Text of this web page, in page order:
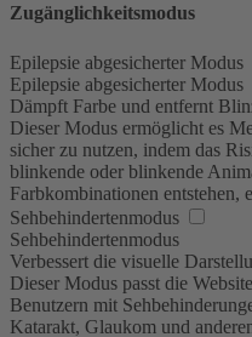
Zugänglichkeitsmodus
Epilepsie abgesicherter Modus
Epilepsie abgesicherter Modus
Dämpft Farbe und entfernt
Dieser Modus ermöglicht es
sicher zu nutzen, indem das
blinkende oder blinkende
Farbkombinationen entstehen,
Sehbehindertenmodus
Sehbehindertenmodus
Verbessert die visuelle
Dieser Modus passt die
Benutzern mit
Katarakt, Glaukom und